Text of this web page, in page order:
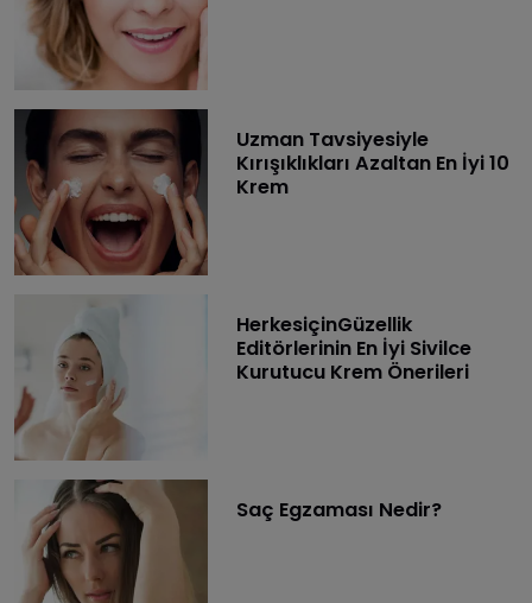
Uzman Tavsiyesiyle
Kırışıklıkları Azaltan En İyi 10
Krem
HerkesiçinGüzellik
Editörlerinin En İyi Sivilce
Kurutucu Krem Önerileri
Saç Egzaması Nedir?